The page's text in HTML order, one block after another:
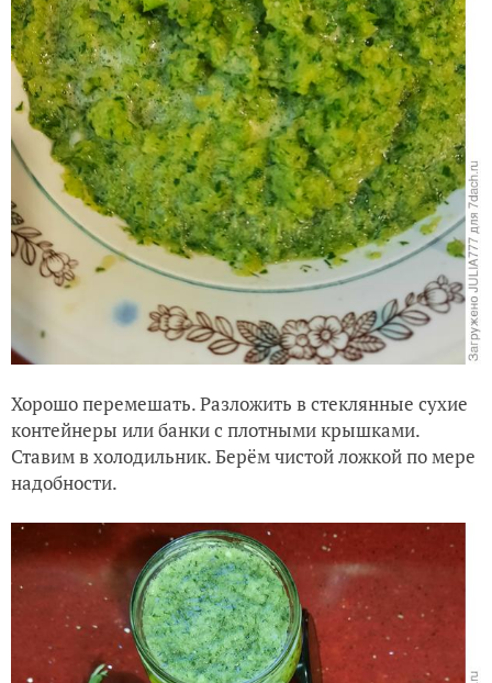
Хорошо перемешать. Разложить в стеклянные сухие
контейнеры или банки с плотными крышками.
Ставим в холодильник. Берём чистой ложкой по мере
надобности.